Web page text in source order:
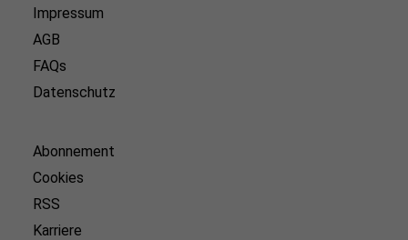
Impressum
AGB
FAQs
Datenschutz
Abonnement
Cookies
RSS
Karriere